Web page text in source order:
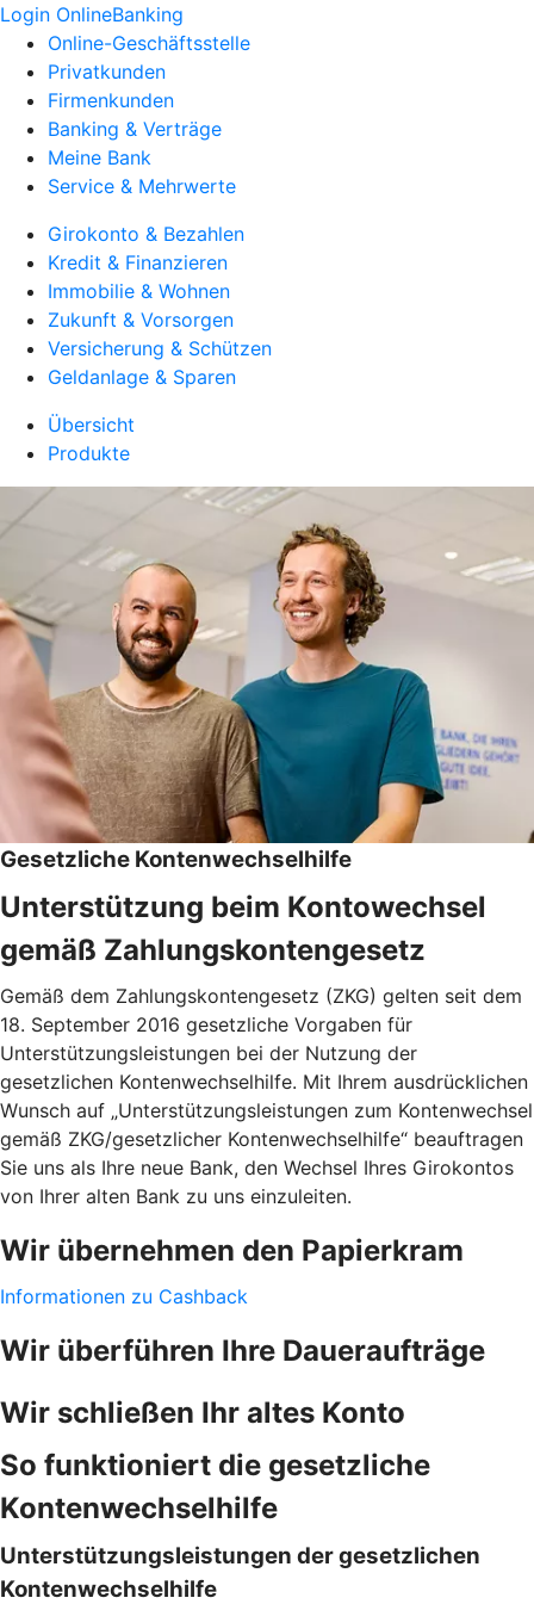
Login OnlineBanking
Online-Geschäftsstelle
Privatkunden
Firmenkunden
Banking & Verträge
Meine Bank
Service & Mehrwerte
Girokonto & Bezahlen
Kredit & Finanzieren
Immobilie & Wohnen
Zukunft & Vorsorgen
Versicherung & Schützen
Geldanlage & Sparen
Übersicht
Produkte
Gesetzliche Kontenwechselhilfe
Unterstützung beim Kontowechsel
gemäß Zahlungskontengesetz
Gemäß dem Zahlungskontengesetz (ZKG) gelten seit dem
18. September 2016 gesetzliche Vorgaben für
Unterstützungsleistungen bei der Nutzung der
gesetzlichen Kontenwechselhilfe. Mit Ihrem ausdrücklichen
Wunsch auf „Unterstützungsleistungen zum Kontenwechsel
gemäß ZKG/gesetzlicher Kontenwechselhilfe“ beauftragen
Sie uns als Ihre neue Bank, den Wechsel Ihres Girokontos
von Ihrer alten Bank zu uns einzuleiten.
Wir übernehmen den Papierkram
Informationen zu Cashback
Wir überführen Ihre Daueraufträge
Wir schließen Ihr altes Konto
So funktioniert die gesetzliche
Kontenwechselhilfe
Unterstützungsleistungen der gesetzlichen
Kontenwechselhilfe